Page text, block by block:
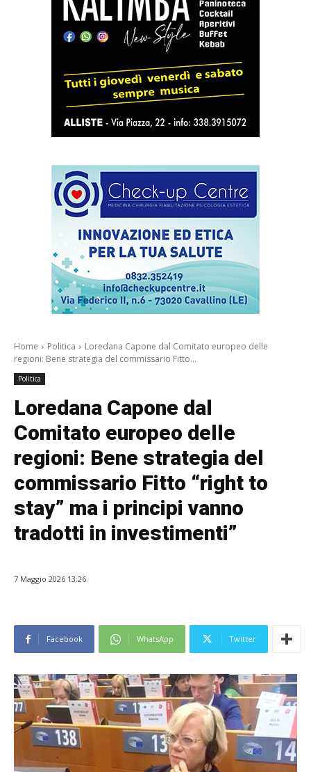
Home Politica
Loredana Capone dal Comitato europeo delle
regioni: Bene strategia del commissario Fitto...
Politica
Loredana Capone dal
Comitato europeo delle
regioni: Bene strategia del
commissario Fitto “right to
stay” ma i principi vanno
tradotti in investimenti”
7 Maggio 2026 13:26
Facebook WhatsApp Twitter